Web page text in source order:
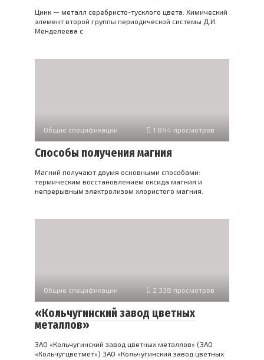
Цинк — металл серебристо-тусклого цвета. Химический
элемент второй группы периодической системы Д.И.
Менделеева с
Общие спецификации 1 844 просмотров
Способы получения магния
Магний получают двумя основными способами:
термическим восстановлением оксида магния и
непрерывным электролизом хлористого магния.
Общие спецификации 2 338 просмотров
«Кольчугинский завод цветных
металлов»
ЗАО «Кольчугинский завод цветных металлов» (ЗАО
«Кольчугцветмет») ЗАО «Кольчугинский завод цветных